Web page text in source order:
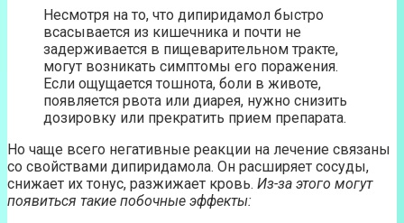
Несмотря на то, что дипиридамол быстро
всасывается из кишечника и почти не
задерживается в пищеварительном тракте,
могут возникать симптомы его поражения.
Если ощущается тошнота, боли в животе,
появляется рвота или диарея, нужно снизить
дозировку или прекратить прием препарата.
Но чаще всего негативные реакции на лечение связаны
со свойствами дипиридамола. Он расширяет сосуды,
снижает их тонус, разжижает кровь. Из-за этого могут
появиться такие побочные эффекты: